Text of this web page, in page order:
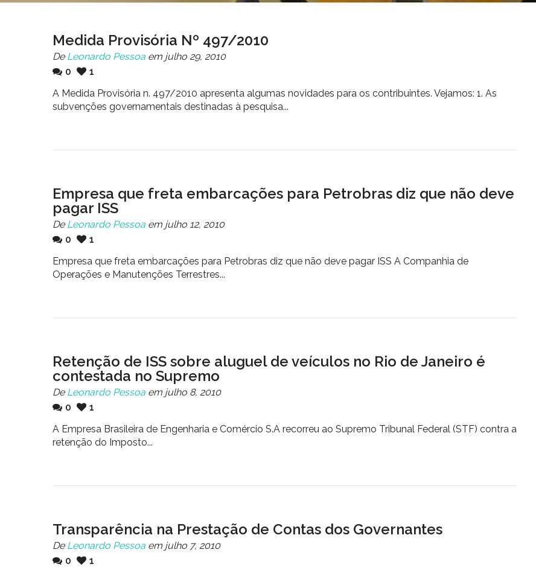
Medida Provisória Nº 497/2010
De Leonardo Pessoa em julho 29, 2010
0
1
A Medida Provisória n. 497/2010 apresenta algumas novidades para os contribuintes. Vejamos: 1. As
subvenções governamentais destinadas à pesquisa...
Empresa que freta embarcações para Petrobras diz que não deve
pagar ISS
De Leonardo Pessoa em julho 12, 2010
0
1
Empresa que freta embarcações para Petrobras diz que não deve pagar ISS A Companhia de
Operações e Manutenções Terrestres...
Retenção de ISS sobre aluguel de veículos no Rio de Janeiro é
contestada no Supremo
De Leonardo Pessoa em julho 8, 2010
0
1
A Empresa Brasileira de Engenharia e Comércio S.A recorreu ao Supremo Tribunal Federal (STF) contra a
retenção do Imposto...
Transparência na Prestação de Contas dos Governantes
De Leonardo Pessoa em julho 7, 2010
0
1